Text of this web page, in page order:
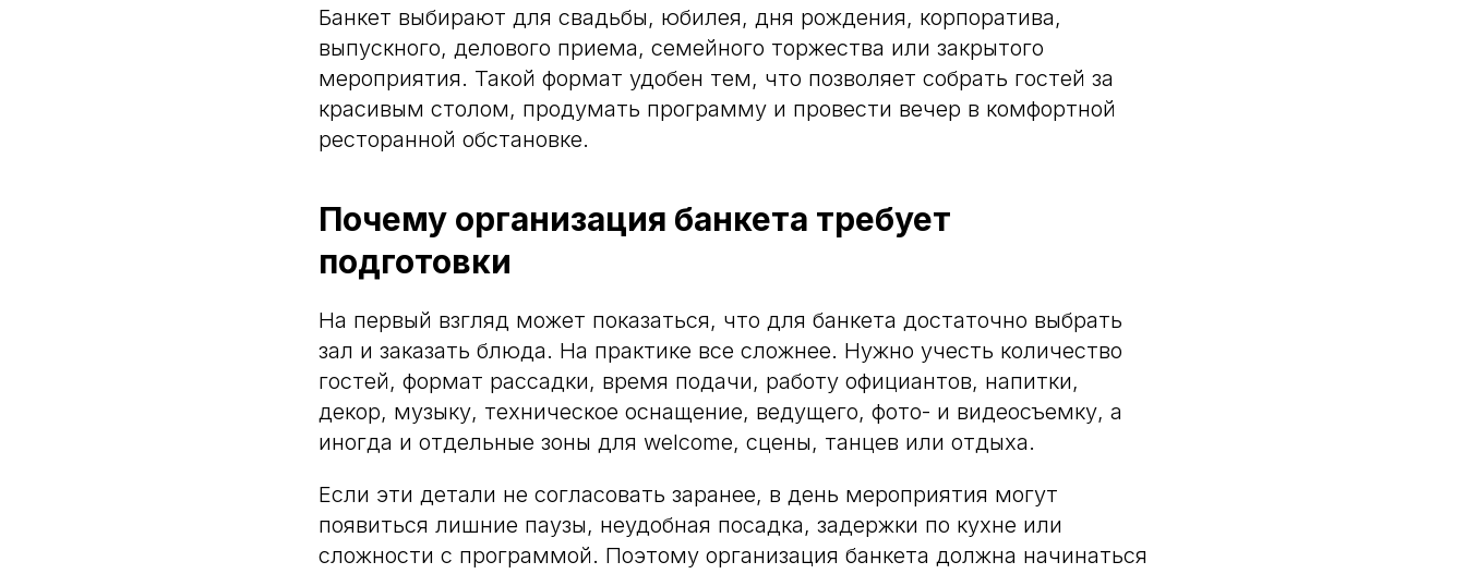
Банкет выбирают для свадьбы, юбилея, дня рождения, корпоратива,
выпускного, делового приема, семейного торжества или закрытого
мероприятия. Такой формат удобен тем, что позволяет собрать гостей за
красивым столом, продумать программу и провести вечер в комфортной
ресторанной обстановке.
Почему организация банкета требует
подготовки
На первый взгляд может показаться, что для банкета достаточно выбрать
зал и заказать блюда. На практике все сложнее. Нужно учесть количество
гостей, формат рассадки, время подачи, работу официантов, напитки,
декор, музыку, техническое оснащение, ведущего, фото- и видеосъемку, а
иногда и отдельные зоны для welcome, сцены, танцев или отдыха.
Если эти детали не согласовать заранее, в день мероприятия могут
появиться лишние паузы, неудобная посадка, задержки по кухне или
сложности с программой. Поэтому организация банкета должна начинаться